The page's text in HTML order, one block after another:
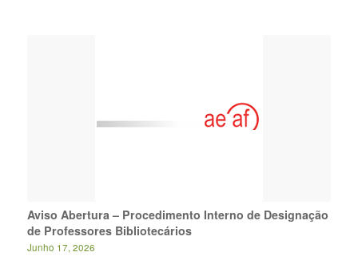
Aviso Abertura – Procedimento Interno de Designação
de Professores Bibliotecários
Junho 17, 2026